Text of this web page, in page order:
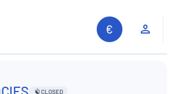
CLOSED